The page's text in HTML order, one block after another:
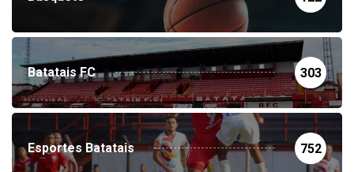
122
Batatais FC 303
Esportes Batatais 752